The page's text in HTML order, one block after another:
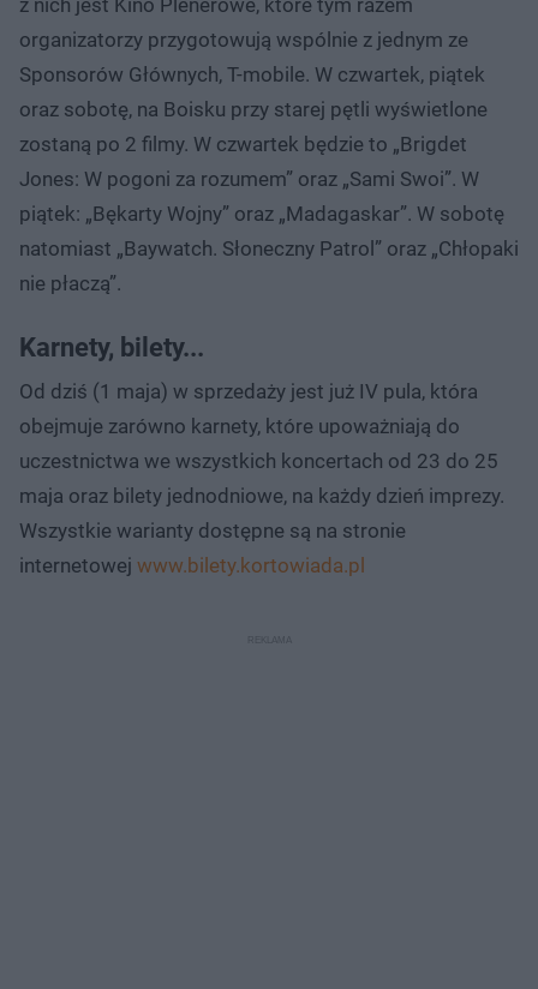
organizatorzy przygotowują wspólnie z jednym ze
Sponsorów Głównych, T-mobile. W czwartek, piątek
oraz sobotę, na Boisku przy starej pętli wyświetlone
zostaną po 2 filmy. W czwartek będzie to „Brigdet
Jones: W pogoni za rozumem” oraz „Sami Swoi”. W
piątek: „Bękarty Wojny” oraz „Madagaskar”. W sobotę
natomiast „Baywatch. Słoneczny Patrol” oraz „Chłopaki
nie płaczą”.
Karnety, bilety...
Od dziś (1 maja) w sprzedaży jest już IV pula, która
obejmuje zarówno karnety, które upoważniają do
uczestnictwa we wszystkich koncertach od 23 do 25
maja oraz bilety jednodniowe, na każdy dzień imprezy.
Wszystkie warianty dostępne są na stronie
internetowej www.bilety.kortowiada.pl